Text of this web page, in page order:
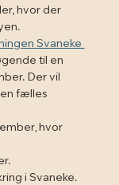
hvor der
Svaneke
til en
Der vil
fælles
hvor
i Svaneke.